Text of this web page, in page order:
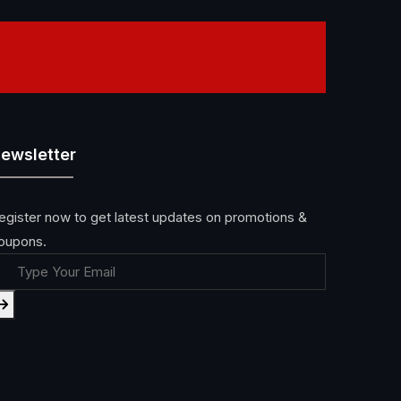
now to get latest updates on promotions &